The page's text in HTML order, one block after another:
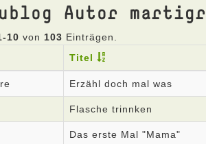
Autor
10 von 103 Einträgen.
Titel
Erzähl doch mal was
Flasche trinnken
Das erste Mal "Mama"